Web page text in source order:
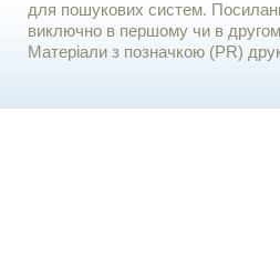
для пошукових систем.
виключно в першому чи в
Матеріали з позначкою (PR)